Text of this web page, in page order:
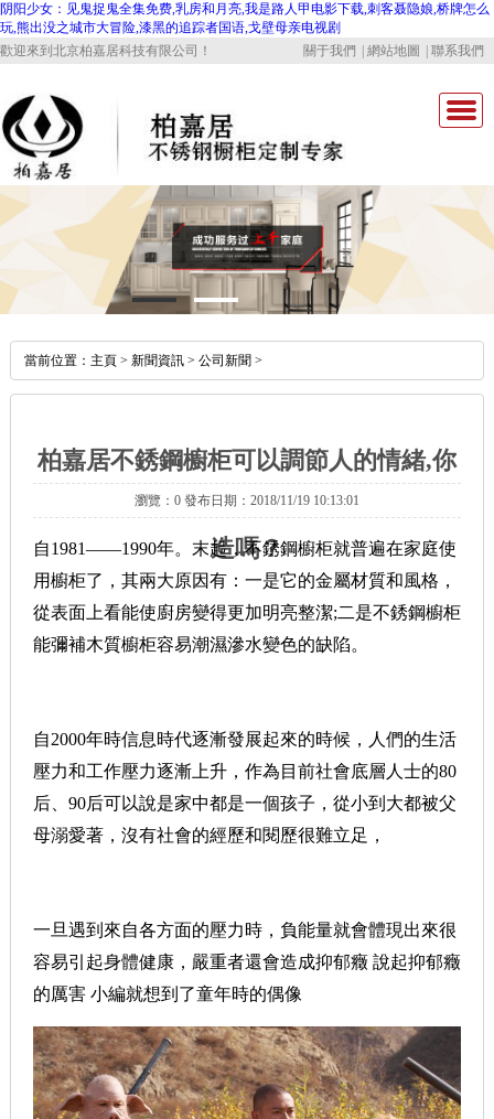
阴阳少女：见鬼捉鬼全集免费,乳房和月亮,我是路人甲电影下载,刺客聂隐娘,桥牌怎么
玩,熊出没之城市大冒险,漆黑的追踪者国语,戈壁母亲电视剧
歡迎來到北京柏嘉居科技有限公司！
關于我們 網站地圖 聯系我們
公司首頁
關于我們
產品中心
企業優勢
經典案例
當前位置： 主頁> 新聞資訊> 公司新聞>
柏嘉居不銹鋼櫥柜可以調節人的情緒,你
造嗎？
瀏覽：0 發布日期：2018/11/19 10:13:01
自1981——1990年。末起，不銹鋼櫥柜就普遍在家庭使
用櫥柜了，其兩大原因有：一是它的金屬材質和風格，
從表面上看能使廚房變得更加明亮整潔;二是不銹鋼櫥柜
能彌補木質櫥柜容易潮濕滲水變色的缺陷。
自2000年時信息時代逐漸發展起來的時候，人們的生活
壓力和工作壓力逐漸上升，作為目前社會底層人士的80
后、90后可以說是家中都是一個孩子，從小到大都被父
母溺愛著，沒有社會的經歷和閱歷很難立足，
一旦遇到來自各方面的壓力時，負能量就會體現出來很
容易引起身體健康，嚴重者還會造成抑郁癥 說起抑郁癥
的厲害 小編就想到了童年時的偶像